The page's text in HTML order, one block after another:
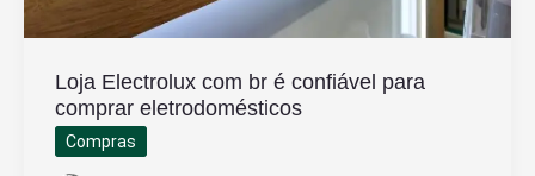
Acesso
Loja Electrolux com br é confiável para
comprar eletrodomésticos
Compras